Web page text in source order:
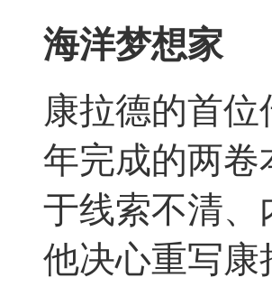
海洋梦想家
康拉德的首位
年完成的两卷
于线索不清、
他决心重写康